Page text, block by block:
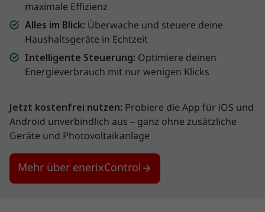
maximale Effizienz
Alles im Blick: Überwache und steuere deine
Haushaltsgeräte in Echtzeit
Intelligente Steuerung: Optimiere deinen
Energieverbrauch mit nur wenigen Klicks
Jetzt kostenfrei nutzen: Probiere die App für iOS und
Android unverbindlich aus – ganz ohne zusätzliche
Geräte und Photovoltaikanlage
Mehr über enerixControl